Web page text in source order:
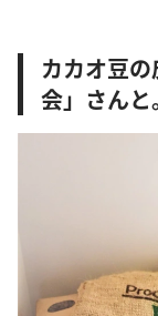
カカオ豆
会」さんと。